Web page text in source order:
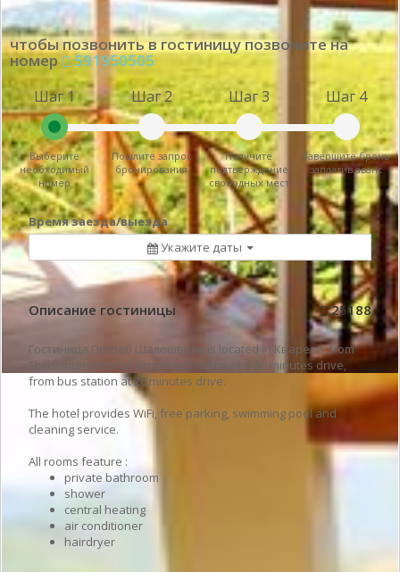
чтобы позвонить в гостиницу позвоните на
номер 591950505
Шаг 1
Выберите
необходимый
номер
Шаг 2
Пошлите запрос
бронирования
Шаг 3
Получите
подтверждение
свободных мест
Шаг 4
Завершите бронь
заплатив аванс
Время заезда/выезда
Укажите даты
Описание гостиницы 25188
Гостиница Погреб Шалошвили is located in Кварели, from
Tbilisi International Airport at 2 hours and 30 minutes drive,
from bus station at 20 minutes drive.
The hotel provides WiFi, free parking, swimming pool and
cleaning service.
All rooms feature :
private bathroom
shower
central heating
air conditioner
hairdryer